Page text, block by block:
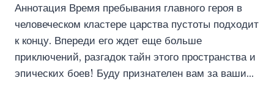
Аннотация Время пребывания главного героя в
человеческом кластере царства пустоты подходит
к концу. Впереди его ждет еще больше
приключений, разгадок тайн этого пространства и
эпических боев! Буду признателен вам за ваши…